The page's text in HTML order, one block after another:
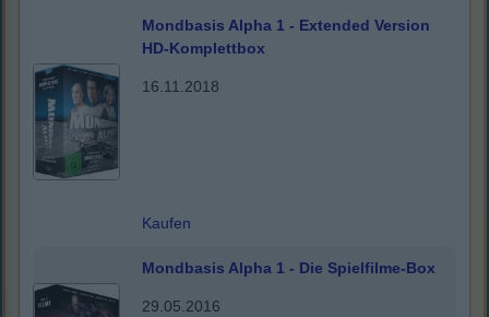
Mondbasis Alpha 1 - Extended Version
HD-Komplettbox
16.11.2018
Kaufen
Mondbasis Alpha 1 - Die Spielfilme-Box
29.05.2016